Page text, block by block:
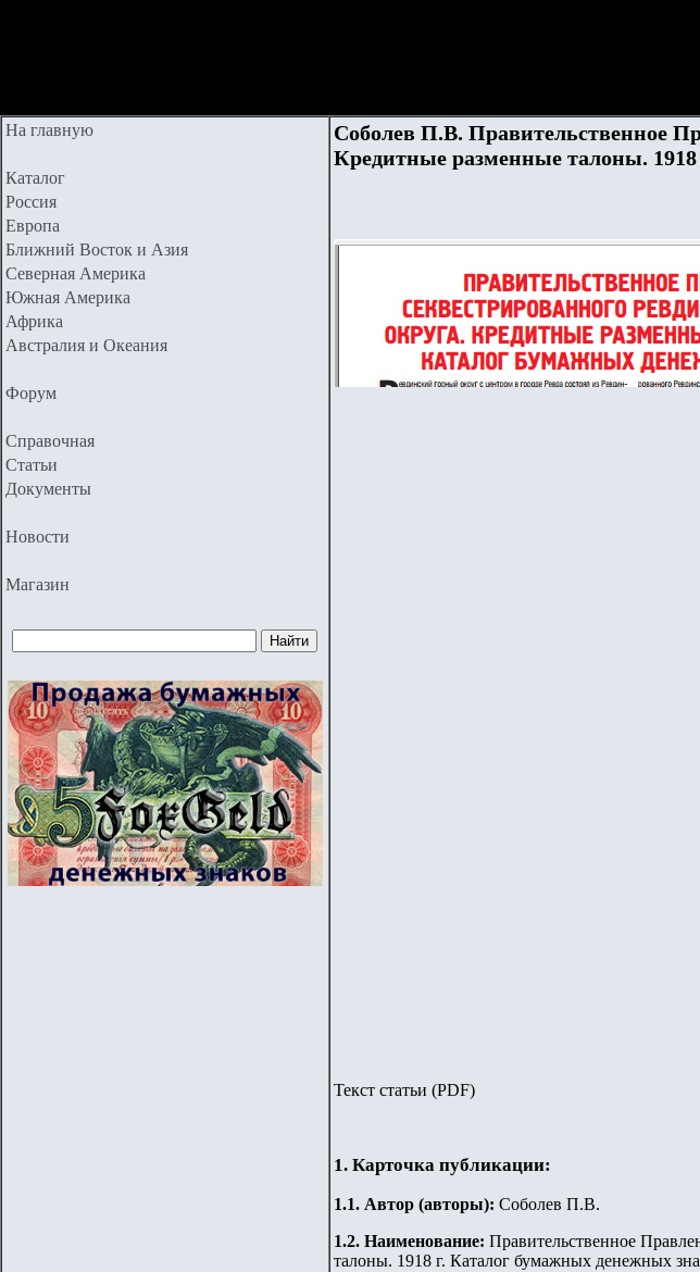
На главную
Каталог
Россия
Европа
Ближний Восток и Азия
Северная Америка
Южная Америка
Африка
Австралия и Океания
Форум
Справочная
Статьи
Документы
Новости
Магазин
Соболев П.В. Правительственное
Кредитные разменные талоны.
Текст статьи (PDF)
1. Карточка публикации:
1.1. Автор (авторы): Соболев П.В.
1.2. Наименование: Правительственное
талоны. 1918 г. Каталог бумажных денежных